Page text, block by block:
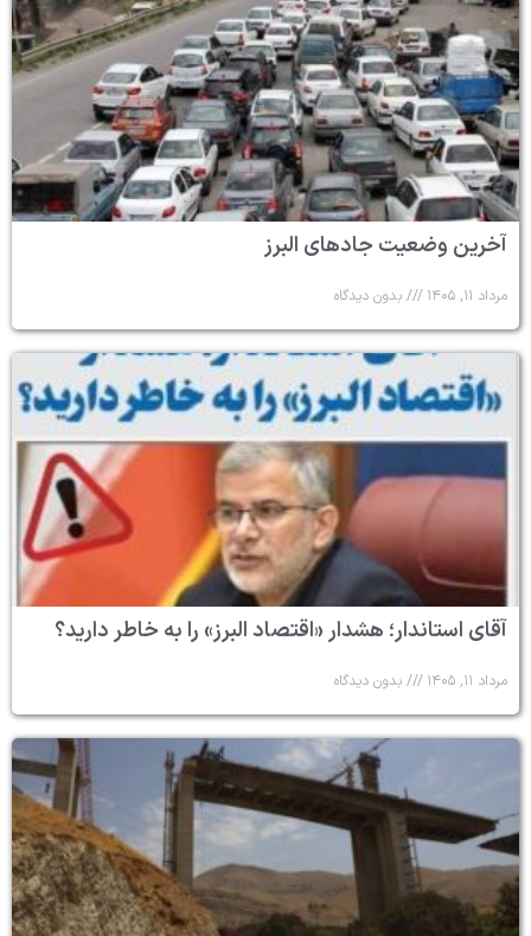
آخرین وضعیت جادهای البرز
مرداد ۱۱, ۱۴۰۵ بدون دیدگاه
آقای استاندار؛ هشدار «اقتصاد البرز» را به خاطر دارید؟
مرداد ۱۱, ۱۴۰۵ بدون دیدگاه